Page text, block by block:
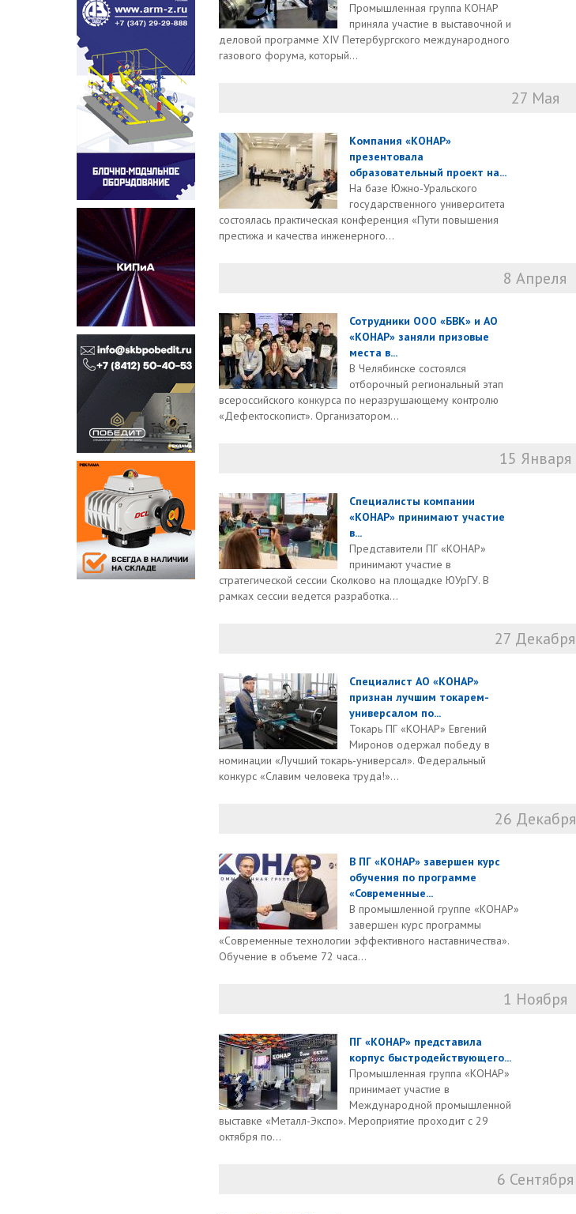
Промышленная группа КОНАР
приняла участие в выставочной и
деловой программе XIV Петербургского международного
газового форума, который...
27 Мая
Компания «КОНАР»
презентовала
образовательный проект на...
На базе Южно-Уральского
государственного университета
состоялась практическая конференция «Пути повышения
престижа и качества инженерного...
8 Апреля
Сотрудники ООО «БВК» и АО
«КОНАР» заняли призовые
места в...
В Челябинске состоялся
отборочный региональный этап
всероссийского конкурса по неразрушающему контролю
«Дефектоскопист». Организатором...
15 Января
Специалисты компании
«КОНАР» принимают участие
в...
Представители ПГ «КОНАР»
принимают участие в
стратегической сессии Сколково на площадке ЮУрГУ. В
рамках сессии ведется разработка...
27 Декабря
Специалист АО «КОНАР»
признан лучшим токарем-
универсалом по...
Токарь ПГ «КОНАР» Евгений
Миронов одержал победу в
номинации «Лучший токарь-универсал». Федеральный
конкурс «Славим человека труда!»...
26 Декабря
В ПГ «КОНАР» завершен курс
обучения по программе
«Современные...
В промышленной группе «КОНАР»
завершен курс программы
«Современные технологии эффективного наставничества».
Обучение в объеме 72 часа...
1 Ноября
ПГ «КОНАР» представила
корпус быстродействующего...
Промышленная группа «КОНАР»
принимает участие в
Международной промышленной
выставке «Металл-Экспо». Мероприятие проходит с 29
октября по...
6 Сентября